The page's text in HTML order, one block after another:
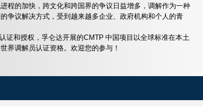
程的加快，跨文化和跨国界的争议日益增多，调解作为一种
争议解决方式，受到越来越多企业、政府机构和个人的青
证和授权，孚仑达开展的CMTP 中国项目以全球标准在本土
界调解员认证资格。欢迎您的参与！